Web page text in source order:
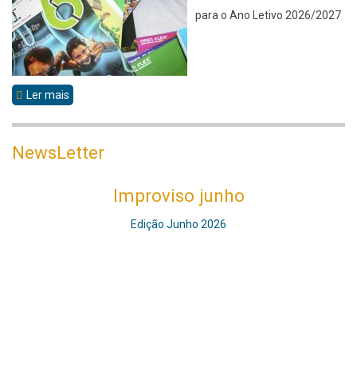
para o Ano Letivo 2026/2027
Ler mais
NewsLetter
Improviso junho
Edição Junho 2026